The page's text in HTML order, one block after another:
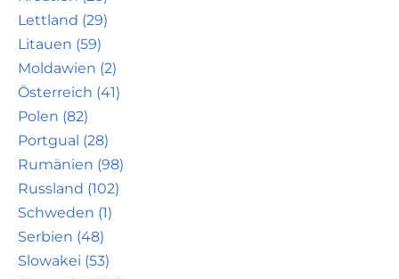
Lettland (29)
Litauen (59)
Moldawien (2)
Österreich (41)
Polen (82)
Portgual (28)
Rumänien (98)
Russland (102)
Schweden (1)
Serbien (48)
Slowakei (53)